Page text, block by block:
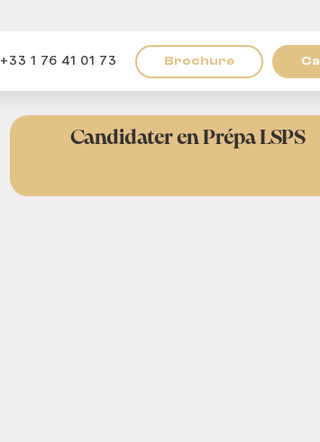
+33 1 76 41 01 73 Brochure
Candidater en Prépa LSPS